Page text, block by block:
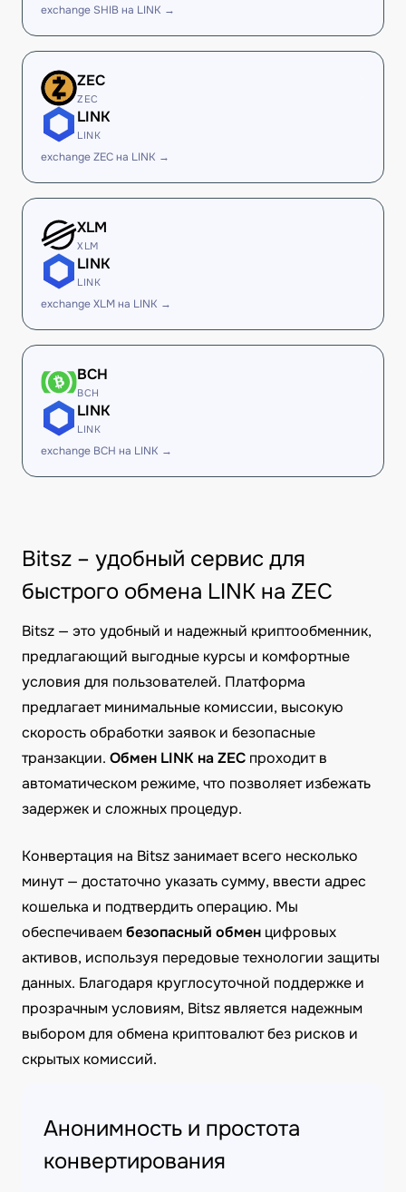
exchange SHIB на LINK →
ZEC
ZEC
LINK
LINK
exchange ZEC на LINK →
XLM
XLM
LINK
LINK
exchange XLM на LINK →
BCH
BCH
LINK
LINK
exchange BCH на LINK →
Bitsz – удобный сервис для
быстрого обмена LINK на ZEC
Bitsz — это удобный и надежный криптообменник,
предлагающий выгодные курсы и комфортные
условия для пользователей. Платформа
предлагает минимальные комиссии, высокую
скорость обработки заявок и безопасные
транзакции. Обмен LINK на ZEC проходит в
автоматическом режиме, что позволяет избежать
задержек и сложных процедур.
Конвертация на Bitsz занимает всего несколько
минут — достаточно указать сумму, ввести адрес
кошелька и подтвердить операцию. Мы
обеспечиваембезопасный обмен цифровых
активов, используя передовые технологии защиты
данных. Благодаря круглосуточной поддержке и
прозрачным условиям, Bitsz является надежным
выбором для обмена криптовалют без рисков и
скрытых комиссий.
Анонимность и простота
конвертирования